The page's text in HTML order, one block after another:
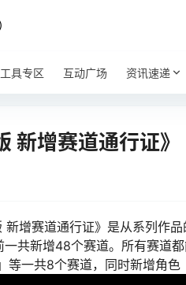
工具专区 互动广场 资讯速递
新增赛道通行证
增赛道通行证》是从系列作
共新增48个赛道。所有赛道
一共8个赛道，同时新增角色